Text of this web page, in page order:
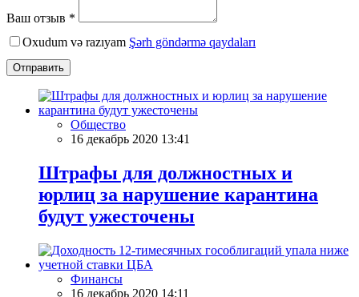
Ваш отзыв *
Oxudum və razıyam Şərh göndərmə qaydaları
Отправить
Общество
16 декабрь 2020 13:41
Штрафы для должностных и
юрлиц за нарушение карантина
будут ужесточены
Финансы
16 декабрь 2020 14:11